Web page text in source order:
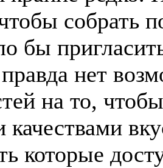
собрать
бы
нет
на то,
качествами
которые